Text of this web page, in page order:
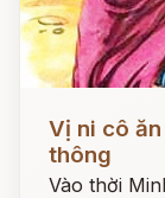
Vị ni cô
thông
Vào thời